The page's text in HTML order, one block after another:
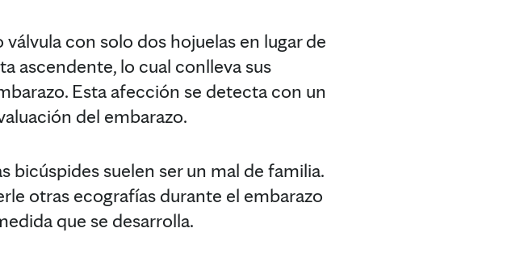
válvula con solo dos hojuelas en lugar de
ascendente, lo cual conlleva sus
Esta afección se detecta con un
del embarazo.
bicúspides suelen ser un mal de familia.
otras ecografías durante el embarazo
que se desarrolla.